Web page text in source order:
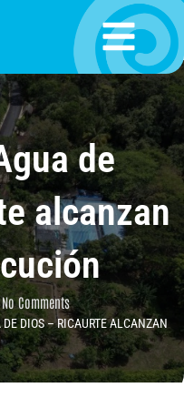
de
alcanzan
No Comments
DIOS – RICAURTE ALCANZAN